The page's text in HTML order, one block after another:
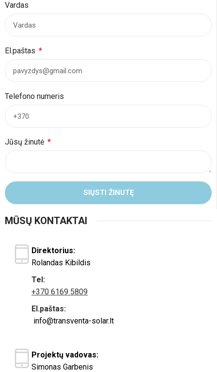
Vardas
El.paštas
Telefono numeris
Jūsų žinutė
SIŲSTI ŽINUTĘ
MŪSŲ KONTAKTAI
Direktorius:
Rolandas Kibildis
Tel:
+370 6169 5809
El.paštas:
info@transventa-solar.lt
Projektų vadovas:
Simonas Garbenis